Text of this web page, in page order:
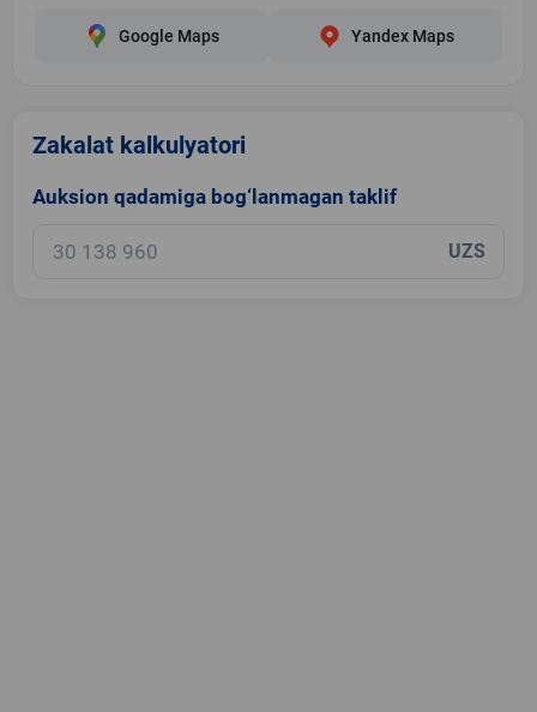
Google Maps Yandex Maps
Zakalat kalkulyatori
Auksion qadamiga bog‘lanmagan taklif
UZS